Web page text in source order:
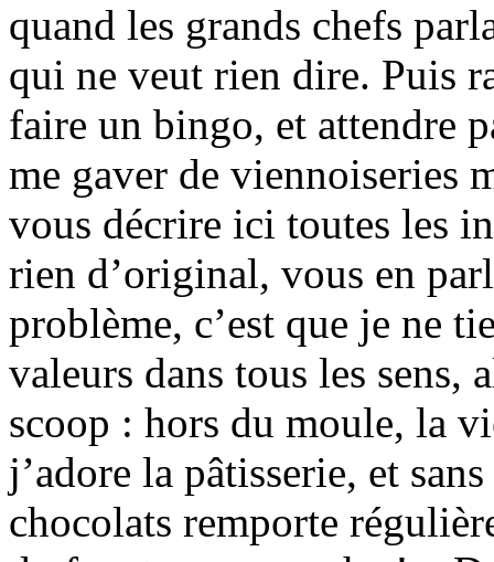
quand les grands chefs
qui ne veut rien dire. Puis
faire un bingo, et attendre
me gaver de viennoiseries
vous décrire ici toutes les
rien d’original, vous en
problème, c’est que je ne
valeurs dans tous les sens,
scoop : hors du moule, la
j’adore la pâtisserie, et
chocolats remporte